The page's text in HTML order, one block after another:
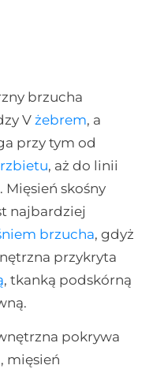
brzucha
V żebrem, a
przy tym od
, aż do linii
skośny
najbardziej
brzucha, gdyż
przykryta
, tkanką podskórną
pokrywa
, mięsień